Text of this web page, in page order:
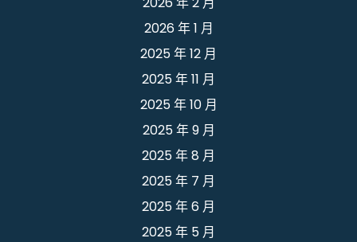
2026 年 1 月
2025 年 12 月
2025 年 11 月
2025 年 10 月
2025 年 9 月
2025 年 8 月
2025 年 7 月
2025 年 6 月
2025 年 5 月